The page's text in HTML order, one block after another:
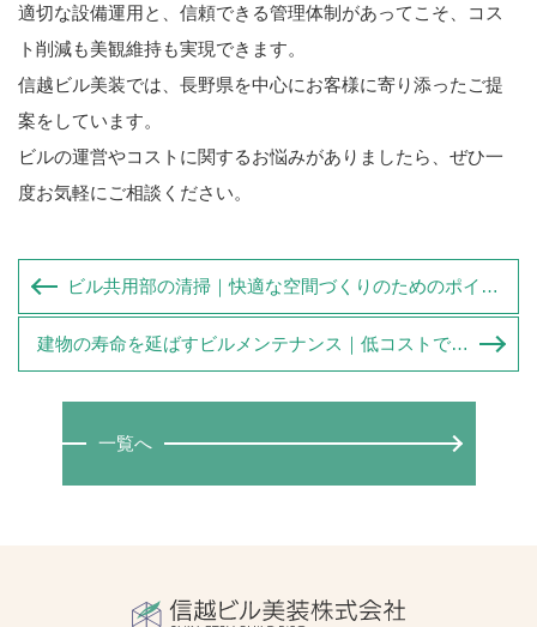
適切な設備運用と、信頼できる管理体制があってこそ、コス
ト削減も美観維持も実現できます。
信越ビル美装では、長野県を中心にお客様に寄り添ったご提
案をしています。
ビルの運営やコストに関するお悩みがありましたら、ぜひ一
度お気軽にご相談ください。
ビル共用部の清掃｜快適な空間づくりのためのポイントを解説
建物の寿命を延ばすビルメンテナンス｜低コストで快適に使うための方法
一覧へ